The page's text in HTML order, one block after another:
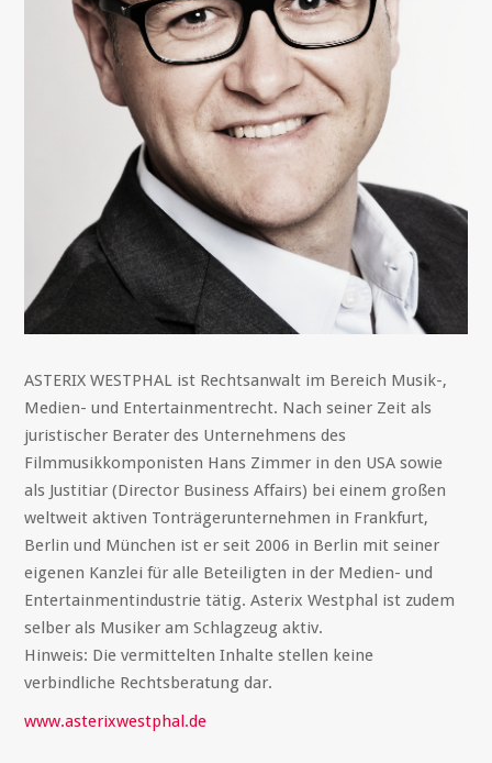
ASTERIX WESTPHAL ist Rechtsanwalt im Bereich Musik-,
Medien- und Entertainmentrecht. Nach seiner Zeit als
juristischer Berater des Unternehmens des
Filmmusikkomponisten Hans Zimmer in den USA sowie
als Justitiar (Director Business Affairs) bei einem großen
weltweit aktiven Tonträgerunternehmen in Frankfurt,
Berlin und München ist er seit 2006 in Berlin mit seiner
eigenen Kanzlei für alle Beteiligten in der Medien- und
Entertainmentindustrie tätig. Asterix Westphal ist zudem
selber als Musiker am Schlagzeug aktiv.
Hinweis: Die vermittelten Inhalte stellen keine
verbindliche Rechtsberatung dar.
www.asterixwestphal.de